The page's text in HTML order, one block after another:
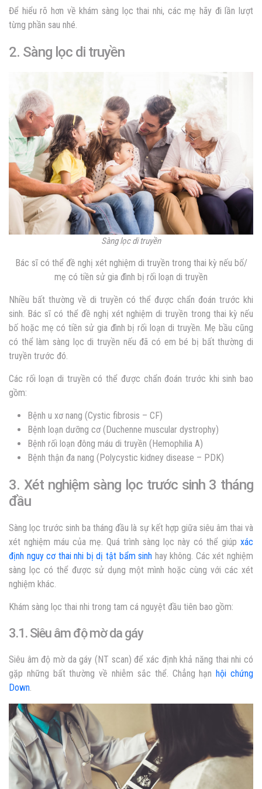
Để hiểu rõ hơn về khám sàng lọc thai nhi, các mẹ hãy đi lần lượt
từng phần sau nhé.
2. Sàng lọc di truyền
Sàng lọc di truyền
Bác sĩ có thể đề nghị xét nghiệm di truyền trong thai kỳ nếu bố/
mẹ có tiền sử gia đình bị rối loạn di truyền
Nhiều bất thường về di truyền có thể được chẩn đoán trước khi
sinh. Bác sĩ có thể đề nghị xét nghiệm di truyền trong thai kỳ nếu
bố hoặc mẹ có tiền sử gia đình bị rối loạn di truyền. Mẹ bầu cũng
có thể làm sàng lọc di truyền nếu đã có em bé bị bất thường di
truyền trước đó.
Các rối loạn di truyền có thể được chẩn đoán trước khi sinh bao
gồm:
Bệnh u xơ nang (Cystic fibrosis – CF)
Bệnh loạn dưỡng cơ (Duchenne muscular dystrophy)
Bệnh rối loạn đông máu di truyền (Hemophilia A)
Bệnh thận đa nang (Polycystic kidney disease – PDK)
3. Xét nghiệm sàng lọc trước sinh 3 tháng
đầu
Sàng lọc trước sinh ba tháng đầu là sự kết hợp giữa siêu âm thai và
xét nghiệm máu của mẹ. Quá trình sàng lọc này có thể giúp xác
định nguy cơ thai nhi bị dị tật bẩm sinh hay không. Các xét nghiệm
sàng lọc có thể được sử dụng một mình hoặc cùng với các xét
nghiệm khác.
Khám sàng lọc thai nhi trong tam cá nguyệt đầu tiên bao gồm:
3.1. Siêu âm độ mờ da gáy
Siêu âm độ mờ da gáy (NT scan) để xác định khả năng thai nhi có
gặp những bất thường về nhiễm sắc thể. Chẳng hạnhội chứng
Down.